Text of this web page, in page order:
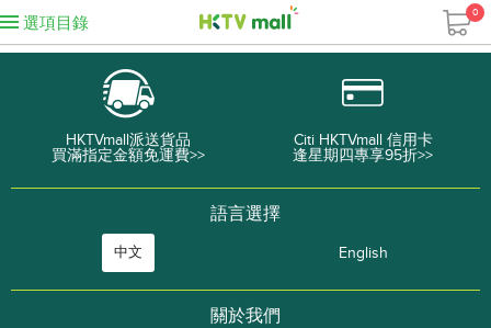
選項目錄
0
HKTVmall派送貨品
買滿指定金額免運費>>
Citi HKTVmall 信用卡
逢星期四專享95折>>
語言選擇
中文 English
關於我們